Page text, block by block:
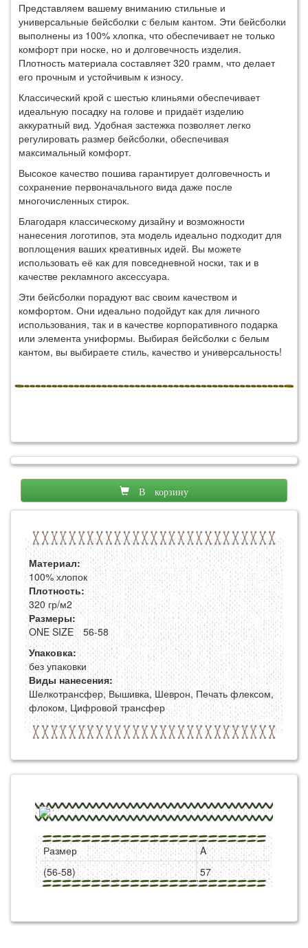
Представляем вашему вниманию стильные и
универсальные бейсболки с белым кантом. Эти бейсболки
выполнены из 100% хлопка, что обеспечивает не только
комфорт при носке, но и долговечность изделия.
Плотность материала составляет 320 грамм, что делает
его прочным и устойчивым к износу.
Классический крой с шестью клиньями обеспечивает
идеальную посадку на голове и придаёт изделию
аккуратный вид. Удобная застежка позволяет легко
регулировать размер бейсболки, обеспечивая
максимальный комфорт.
Высокое качество пошива гарантирует долговечность и
сохранение первоначального вида даже после
многочисленных стирок.
Благодаря классическому дизайну и возможности
нанесения логотипов, эта модель идеально подходит для
воплощения ваших креативных идей. Вы можете
использовать её как для повседневной носки, так и в
качестве рекламного аксессуара.
Эти бейсболки порадуют вас своим качеством и
комфортом. Они идеально подойдут как для личного
использования, так и в качестве корпоративного подарка
или элемента униформы. Выбирая бейсболки с белым
кантом, вы выбираете стиль, качество и универсальность!
В корзину
Материал:
100% хлопок
Плотность:
320 гр/м2
Размеры:
ONE SIZE
56-58
Упаковка:
без упаковки
Виды нанесения:
Шелкотрансфер, Вышивка, Шеврон, Печать флексом,
флоком, Цифровой трансфер
Размер
A
(56-58)
57